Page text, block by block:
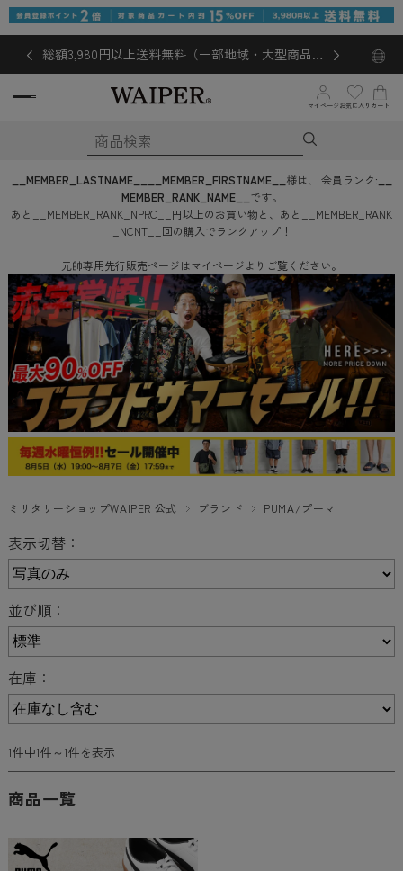
総額3,980円以上送料無料（一部地域・大型商品対
象外あり）
マイページ お気に入り カート
__MEMBER_LASTNAME__ __MEMBER_FIRSTNAME__ 様は、 会員ランク:
MEMBER_RANK_NAME__ です。
あと
__MEMBER_RANK_NPRC__ 円以上のお買い物と、あと
__MEMBER_RANK
_NCNT__ 回の購入でランクアップ！
元帥専用先行販売ページはマイページよりご覧ください。
ミリタリーショップWAIPER 公式 ブランド PUMA/プーマ
表示切替：
並び順：
在庫：
1件中1件～1件を表示
商品一覧